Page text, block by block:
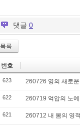
댓글 0
목록
번호
623 260726 영의 새로
622 260719 억압의 노
621 260712 내 몸의 영